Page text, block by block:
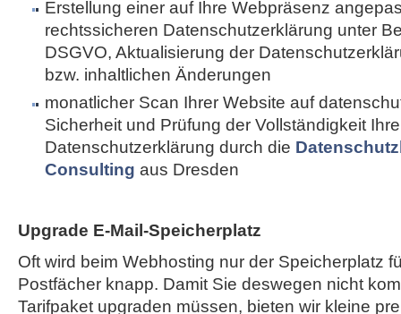
Erstellung einer auf Ihre Webpräsenz
rechtssicheren Datenschutzerklärung unter
DSGVO, Aktualisierung der
bzw. inhaltlichen Änderungen
monatlicher Scan Ihrer Website auf
Sicherheit und Prüfung der Vollständigkeit
Datenschutzerklärung durch die
Consulting aus Dresden
Upgrade E-Mail-Speicherplatz
Oft wird beim Webhosting nur der Speicherplatz
Postfächer knapp. Damit Sie deswegen nicht
Tarifpaket upgraden müssen, bieten wir kleine